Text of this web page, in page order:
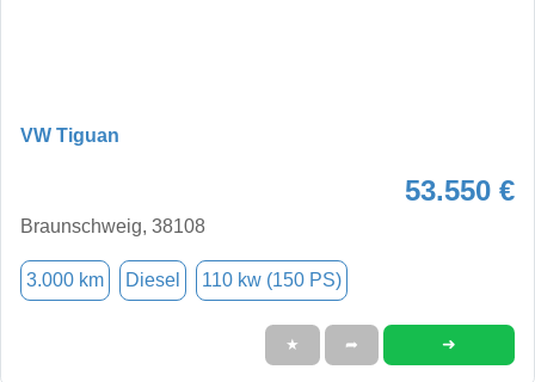
VW Tiguan
53.550 €
Braunschweig, 38108
3.000 km Diesel 110 kw (150 PS)
★ ➦ ➜